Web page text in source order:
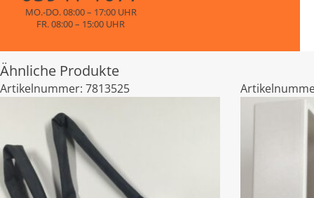
MO.-DO. 08:00 – 17:00 UHR
FR. 08:00 – 15:00 UHR
Ähnliche Produkte
Artikelnummer: 7813525